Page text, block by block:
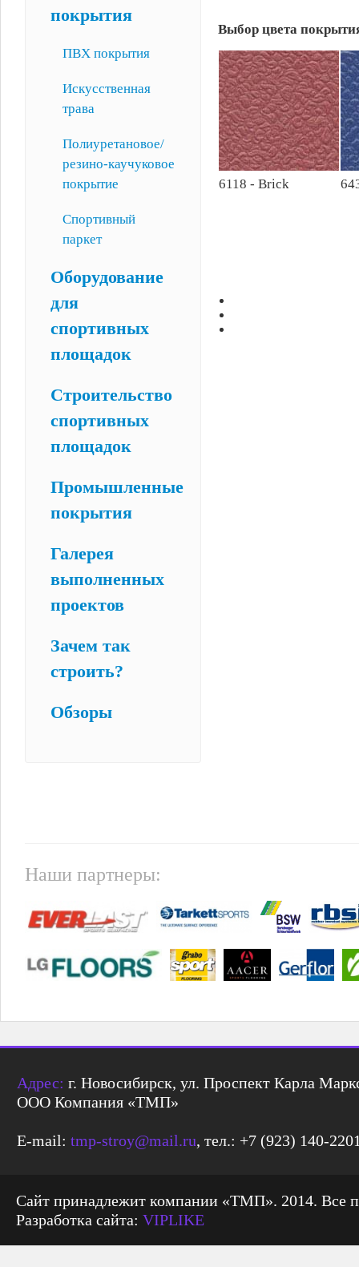
покрытия
ПВХ покрытия
Искусственная
трава
Полиуретановое/
резино-каучуковое
покрытие
Спортивный
паркет
Оборудование
для
спортивных
площадок
Строительство
спортивных
площадок
Промышленные
покрытия
Галерея
выполненных
проектов
Зачем так
строить?
Обзоры
Выбор цвета
6118 - Brick
Наши партнеры:
Адрес: г. Новосибирск, ул. Проспект Карла
ООО Компания «ТМП»
E-mail: tmp-stroy@mail.ru, тел.: +7 (923) 140-
Сайт принадлежит компании «ТМП». 2014. Все
Разработка сайта: VIPLIKE